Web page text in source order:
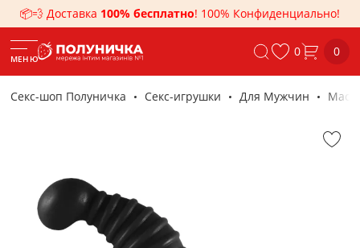
📦💨 Доставка 100% бесплатно! 100% Конфиденциально!
МЕНЮ 0 0
Секс-шоп Полуничка Секс-игрушки Для Мужчин